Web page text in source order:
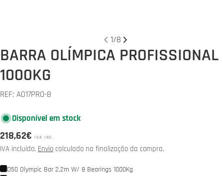
1/8
BARRA OLÍMPICA PROFISSIONAL
1000KG
REF: A017PRO-8
Disponível em stock
Preço
normal
218,62€ IVA INC.
IVA incluído. Envio calculado na finalização da compra.
D50 Olympic Bar 2,2m W/ 8 Bearings 1000Kg